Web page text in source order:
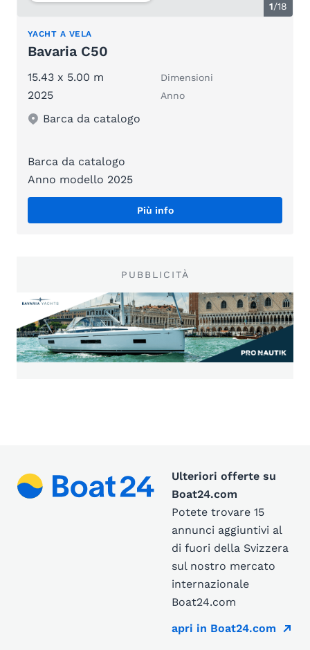
1/18
YACHT A VELA
Bavaria C50
15.43 x 5.00 m Dimensioni
2025 Anno
Barca da catalogo
Barca da catalogo
Anno modello 2025
Più info
PUBBLICITÀ
Ulteriori offerte su
Boat24.com
Potete trovare 15
annunci aggiuntivi al
di fuori della Svizzera
sul nostro mercato
internazionale
Boat24.com
apri in Boat24.com